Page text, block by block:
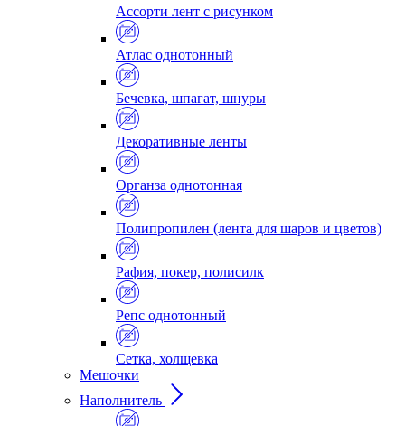
Ассорти лент с рисунком
Атлас однотонный
Бечевка, шпагат, шнуры
Декоративные ленты
Органза однотонная
Полипропилен (лента для шаров и цветов)
Рафия, покер, полисилк
Репс однотонный
Сетка, холщевка
Мешочки
Наполнитель